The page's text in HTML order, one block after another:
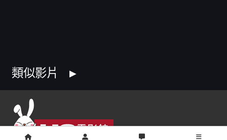
類似影片